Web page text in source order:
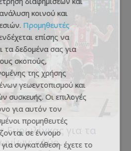
Ευρωλίγκας για τα
«Δύο
κοινού και
Προμηθευτές
επίσης να
τα δεδομένα σας για
σκοπούς,
της χρήσης
γεωεντοπισμού και
συσκευής. Οι επιλογές
για αυτόν τον
προμηθευτές
σε έννομο
συγκατάθεση· έχετε το